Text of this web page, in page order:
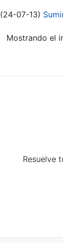
(24-07-13)
Mostrando el
Resuelve